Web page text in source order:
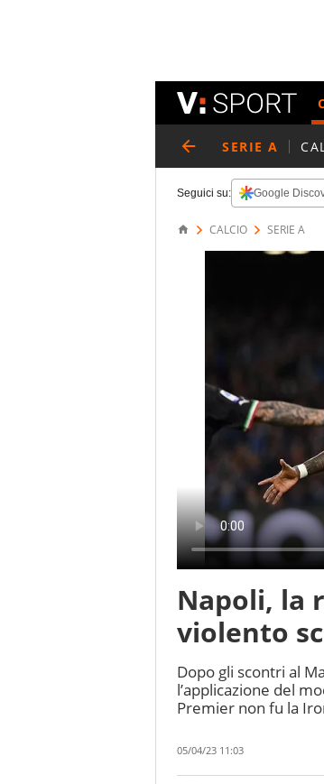
SERIE A
Seguici su: Google
CALCIO SERIE A
Napoli, la
violento
Dopo gli scontri al
l’applicazione del
Premier non fu la
05/04/23 11:03